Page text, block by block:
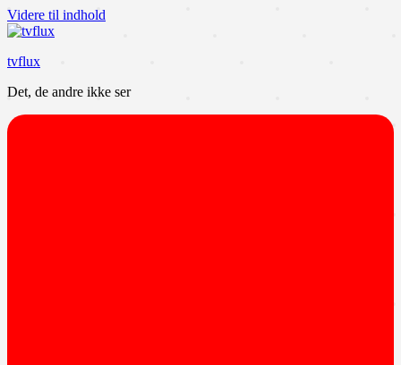
Videre til indhold
tvflux
Det, de andre ikke ser